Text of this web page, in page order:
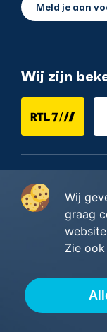
Meld je aan
Wij zijn
Algemene
Wij worden
Wij
graag
Zie